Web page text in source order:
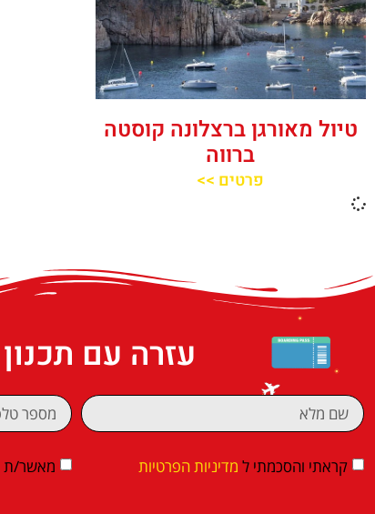
טיול מאורגן ברצלונה קוסטה
ברווה
פרטים >>
עזרה עם
קראתי והסכמתי ל מדיניות הפרטיות מאשר/ת